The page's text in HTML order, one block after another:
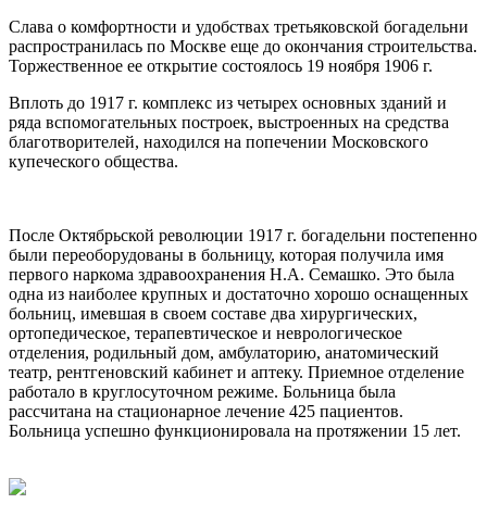
Слава о комфортности и удобствах третьяковской богадельни
распространилась по Москве еще до окончания строительства.
Торжественное ее открытие состоялось 19 ноября 1906 г.
Вплоть до 1917 г. комплекс из четырех основных зданий и
ряда вспомогательных построек, выстроенных на средства
благотворителей, находился на попечении Московского
купеческого общества.
После Октябрьской революции 1917 г. богадельни постепенно
были переоборудованы в больницу, которая получила имя
первого наркома здравоохранения Н.А. Семашко. Это была
одна из наиболее крупных и достаточно хорошо оснащенных
больниц, имевшая в своем составе два хирургических,
ортопедическое, терапевтическое и неврологическое
отделения, родильный дом, амбулаторию, анатомический
театр, рентгеновский кабинет и аптеку. Приемное отделение
работало в круглосуточном режиме. Больница была
рассчитана на стационарное лечение 425 пациентов.
Больница успешно функционировала на протяжении 15 лет.